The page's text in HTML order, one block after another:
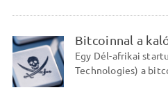
Bitcoinnal a
Egy Dél-afrikai
Technologies) a